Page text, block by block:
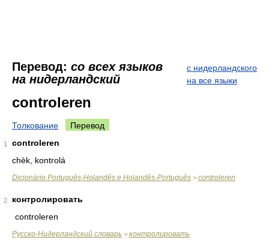
Перевод: со всех языков
на нидерландский
с нидерландского
на все языки
controleren
Толкование Перевод
1
controleren
chèk, kontrolá
Dicionário Português-Holandês e Holandês-Português > controleren
2
контролировать
controleren
Русско-Нидерландский словарь > контролировать